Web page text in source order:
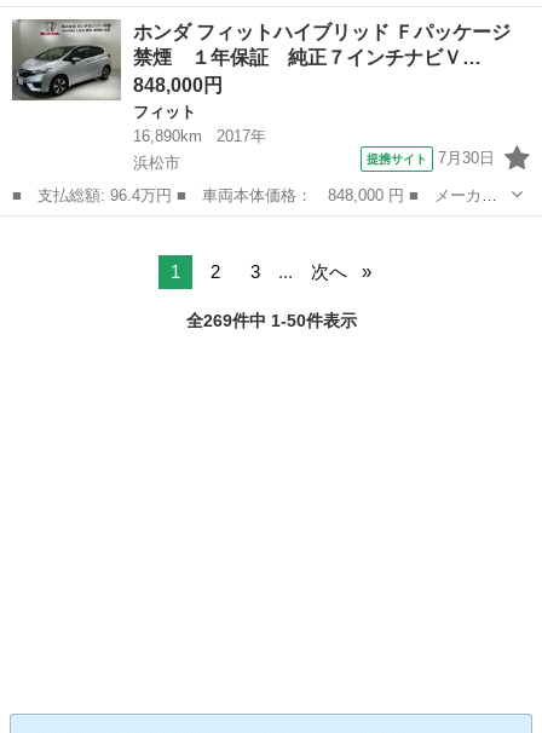
名： ホンダ ■ 車種名： フィット ■ グレード名： １３Ｇ・Ｆ
パッケージ 禁煙車 純正ナビ バックモニター シティブレーキ
ＥＴＣ スマ...
静岡 富士市 フィット
ホンダ フィットハイブリッド Ｆパッケージ
禁煙 １年保証 純正７インチナビＶ…
848,000円
フィット
16,890km
2017年
浜松市
提携サイト 7月30日
■ 支払総額: 96.4万円 ■ 車両本体価格： 848,000 円 ■ メーカー
名： ホンダ ■ 車種名： フィットハイブリッド ■ グレード
1 2 3 ... 次へ
全269件中 1-50件表示